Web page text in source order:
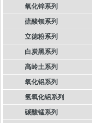
氧化锌系列
硫酸钡系列
立德粉系列
白炭黑系列
高岭土系列
氧化铝系列
氢氧化铝系列
碳酸锰系列